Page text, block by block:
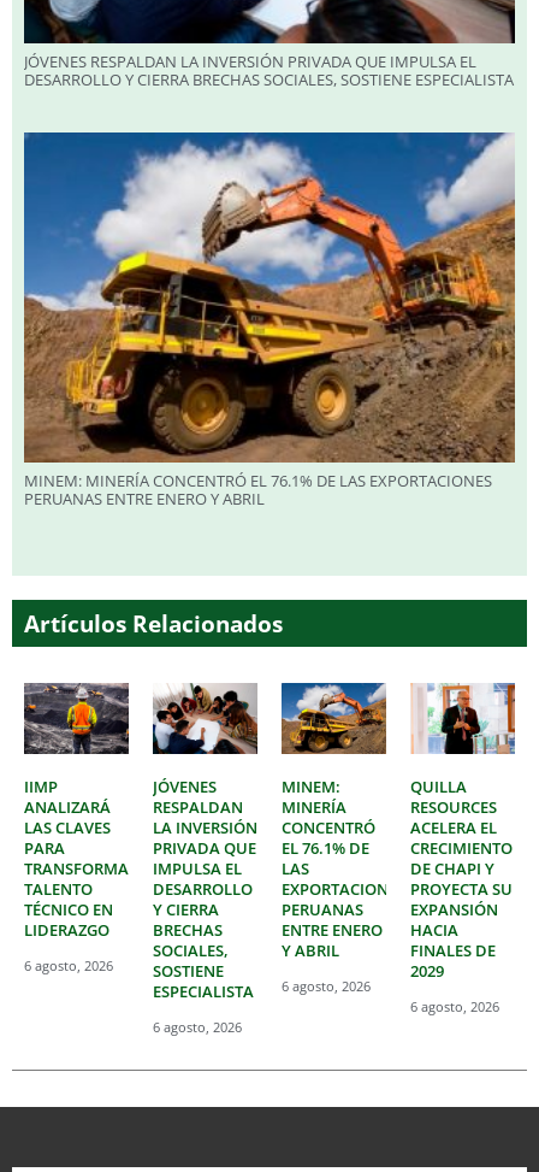
JÓVENES RESPALDAN LA INVERSIÓN PRIVADA QUE IMPULSA EL
DESARROLLO Y CIERRA BRECHAS SOCIALES, SOSTIENE ESPECIALISTA
MINEM: MINERÍA CONCENTRÓ EL 76.1% DE LAS EXPORTACIONES
PERUANAS ENTRE ENERO Y ABRIL
Artículos Relacionados
IIMP
ANALIZARÁ
LAS CLAVES
PARA
TRANSFORMAR
TALENTO
TÉCNICO EN
LIDERAZGO
6 agosto, 2026
JÓVENES
RESPALDAN
LA INVERSIÓN
PRIVADA QUE
IMPULSA EL
DESARROLLO
Y CIERRA
BRECHAS
SOCIALES,
SOSTIENE
ESPECIALISTA
6 agosto, 2026
MINEM:
MINERÍA
CONCENTRÓ
EL 76.1% DE
LAS
EXPORTACIONES
PERUANAS
ENTRE ENERO
Y ABRIL
6 agosto, 2026
QUILLA
RESOURCES
ACELERA EL
CRECIMIENTO
DE CHAPI Y
PROYECTA SU
EXPANSIÓN
HACIA
FINALES DE
2029
6 agosto, 2026